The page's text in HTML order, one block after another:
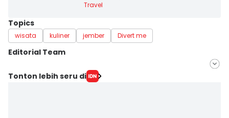
Travel
Topics
wisata kuliner jember Divert me
Editorial Team
Editor
Tonton lebih seru di